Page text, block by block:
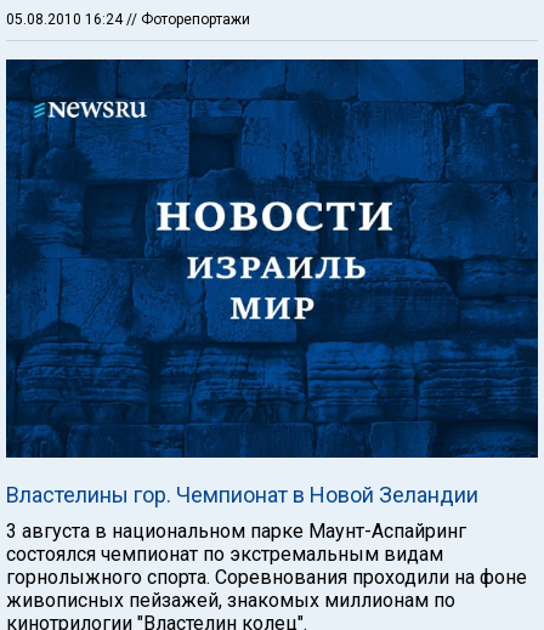
05.08.2010 16:24 // Фоторепортажи
Властелины гор. Чемпионат в Новой Зеландии
3 августа в национальном парке Маунт-Аспайринг
состоялся чемпионат по экстремальным видам
горнолыжного спорта. Соревнования проходили на фоне
живописных пейзажей, знакомых миллионам по
кинотрилогии "Властелин колец".